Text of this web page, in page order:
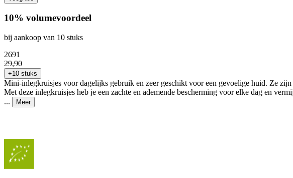
10% volumevoordeel
bij aankoop van 10 stuks
2691
29,90
+10 stuks
Mini-inlegkruisjes voor dagelijks gebruik en zeer geschikt voor een gevoelige huid. Ze
Met deze inlegkruisjes heb je een zachte en ademende bescherming voor elke dag en
...
Meer